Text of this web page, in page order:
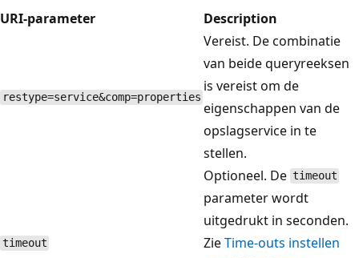
URI-parameter Description
restype=service&comp=properties
Vereist. De combinatie
van beide queryreeksen
is vereist om de
eigenschappen van de
opslagservice in te
stellen.
timeout
Optioneel. De timeout
parameter wordt
uitgedrukt in seconden.
ZieTime-outs instellen